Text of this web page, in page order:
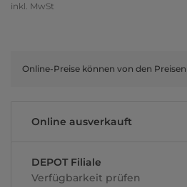
inkl. MwSt
Online ausverkauft
DEPOT Filiale
Verfügbarkeit prüfen